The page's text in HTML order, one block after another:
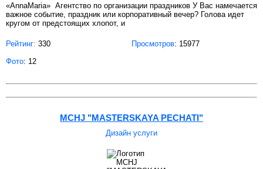
«AnnaMaria» Агентство по организации праздников У Вас намечается
важное событие, праздник или корпоративный вечер? Голова идет
кругом от предстоящих хлопот, и
Рейтинг: 330 Просмотров: 15977
Фото: 12
MCHJ "MASTERSKAYA PECHATI"
Дизайн услуги